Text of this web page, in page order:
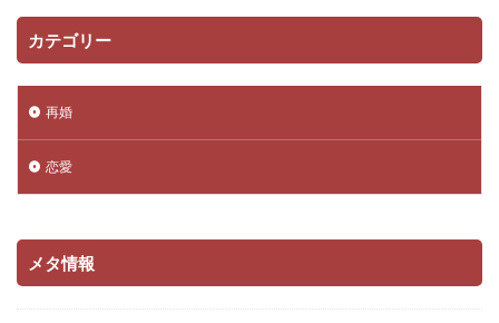
カテゴリー
再婚
恋愛
メタ情報